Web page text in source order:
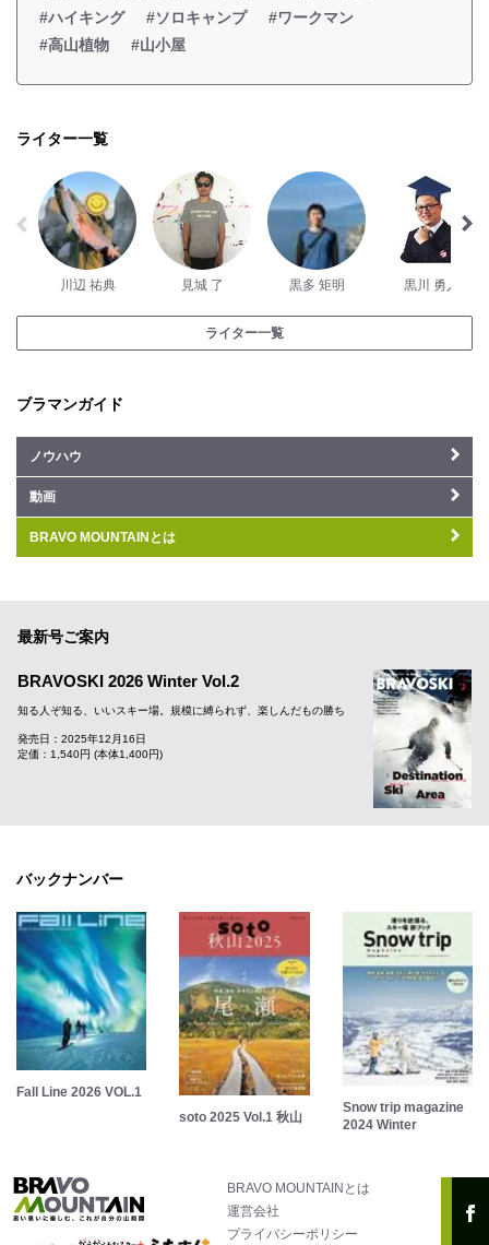
#ハイキング
#ソロキャンプ
#ワークマン
#高山植物
#山小屋
ライター一覧
川辺 祐典 見城 了 黒多 矩明 黒川 勇人
ライター一覧
ブラマンガイド
ノウハウ
動画
BRAVO MOUNTAINとは
最新号ご案内
BRAVOSKI 2026 Winter Vol.2
知る人ぞ知る、いいスキー場。規模に縛られず、楽しんだもの勝ち
発売日：2025年12月16日
定価：1,540円 (本体1,400円)
バックナンバー
Fall Line 2026 VOL.1
soto 2025 Vol.1 秋山
Snow trip magazine
2024 Winter
BRAVO MOUNTAINとは
運営会社
プライバシーポリシー